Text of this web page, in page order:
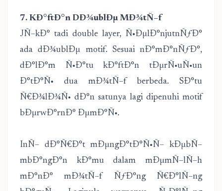
7. KÐ°ftÐ°n DÐ¾ublÐµ MÐ¾tÑ–f
JÑ–kÐ° tadi double layer, Ñ•ÐµlÐ°njutnÑƒÐ°
ada dÐ¾ublÐµ motif. Sesuai nÐ°mÐ°nÑƒÐ°,
dÐ°lÐ°m Ñ•Ð°tu kÐ°ftÐ°n tÐµrÑ•uÑ•un
Ð°tÐ°Ñ• dua mÐ¾tÑ–f berbeda. SÐ°tu
Ñ€Ð¾lÐ¾Ñ• dÐ°n satunya lagi dipenuhi motif
bÐµrwÐ°rnÐ° ÐµmÐ°Ñ•.
InÑ– dÐ°Ñ€Ð°t mÐµngÐ°tÐ°Ñ•Ñ– kÐµbÑ–
mbÐ°ngÐ°n kÐ°mu dalam mÐµmÑ–lÑ–h
mÐ°nÐ° mÐ¾tÑ–f ÑƒÐ°ng Ñ€Ð°lÑ–ng